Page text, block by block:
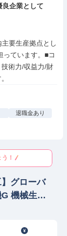
良企業として
要生産拠点とし
っています。■コ
術力/収益力/財
退職金あり
！
】グローバ
機械生産